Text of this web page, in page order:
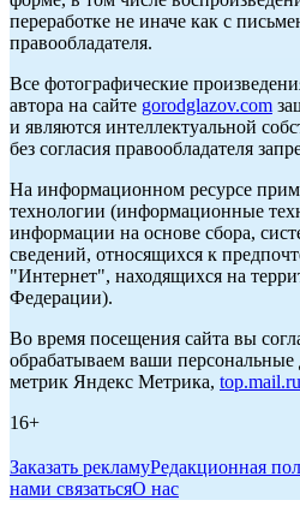
переработке не иначе как с
правообладателя.
Все фотографические
автора на сайте gorodglazov.com
и являются интеллектуальной
без согласия правообладателя
На информационном ресурсе
технологии (информационные
информации на основе сбора,
сведений, относящихся к
"Интернет", находящихся на
Федерации).
Во время посещения сайта вы
обрабатываем ваши
метрик Яндекс Метрика, top.mail.ru
16+
Заказать рекламуРедакционная
нами связатьсяО нас